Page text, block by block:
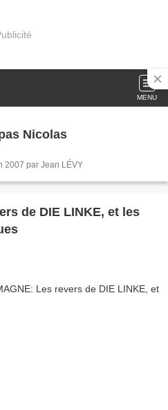
MENU
Nicolas
2007 par Jean LÉVY
de DIE LINKE, et les